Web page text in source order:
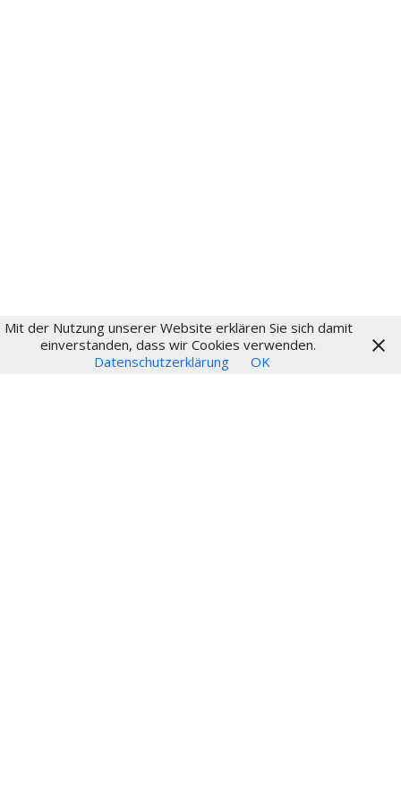
© 2024
Mit der Nutzung unserer Website erklären Sie sich damit
einverstanden, dass wir Cookies verwenden.
Datenschutzerklärung
OK